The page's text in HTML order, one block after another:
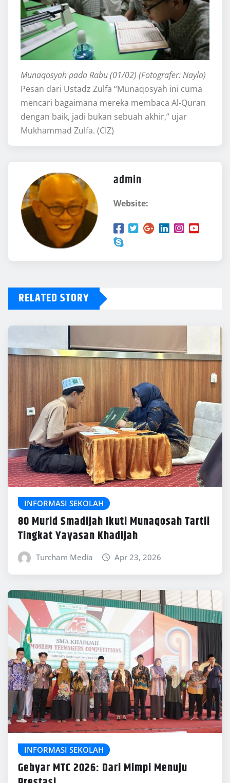
Munaqosyah pada Rabu (01/02) (Fotografer: Nayla)
Pesan dari Ustadz Zulfa “Munaqosyah ini cuma
mencari bagaimana mereka membaca Al-Quran
dengan baik, jadi bukan sebuah akhir,” ujar
Mukhammad Zulfa. (CIZ)
admin
Website:
RELATED STORY
INFORMASI SEKOLAH
80 Murid Smadijah Ikuti Munaqosah Tartil
Tingkat Yayasan Khadijah
Turcham Media Apr 23, 2026
INFORMASI SEKOLAH
Gebyar MTC 2026: Dari Mimpi Menuju